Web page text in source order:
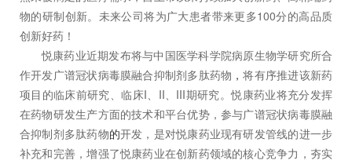
物的研制创新。未来公司将为广大患者带来更多100分的高品质
创新好药！
悦康药业近期发布将与中国医学科学院病原生物学研究所合
作开发广谱冠状病毒膜融合抑制剂多肽药物 ，将有序推进该新药
项目的临床前研究、临床I、II、III期研究。悦康药业将充分发挥
在药物研发生产方面的技术和平台优势，参与广谱冠状病毒膜融
合抑制剂多肽药物的开发，是对悦康药业现有研发管线的进一步
补充和完善，增强了悦康药业在创新药领域的核心竞争力，夯实